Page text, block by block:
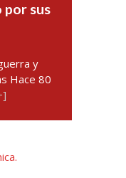
por sus
y
Hace 80